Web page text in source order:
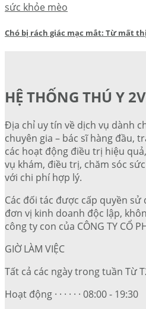
sức khỏe mèo
Chó bị rách giác mạc mắt: Từ mất
HỆ THỐNG THÚ Y
Địa chỉ uy tín về dịch vụ dành
chuyên gia – bác sĩ hàng đầu,
các hoạt động điều trị hiệu
vụ khám, điều trị, chăm sóc
với chi phí hợp lý.
Các đối tác được cấp quyền sử
đơn vị kinh doanh độc lập,
công ty con của CÔNG TY CỔ
GIỜ LÀM VIỆC
Tất cả các ngày trong tuần Từ
Hoạt động · · · · · · 08:00 - 19:30